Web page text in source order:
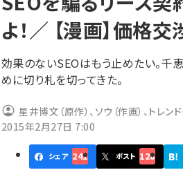
く
ず
よ！／ 【漫画】価格
効果のないSEOはもう止めたい。千
めに切り札を切ってきた。
星井博文（原作）、ソウ（作画）、トレン
2015年2月27日 7:00
シェア 241 ポスト 128